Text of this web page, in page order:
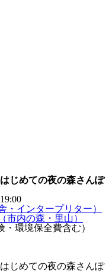
じめての夜の森さんぽ
・インタープリター）
市内の森・里山）
・環境保全費含む）
じめての夜の森さんぽ